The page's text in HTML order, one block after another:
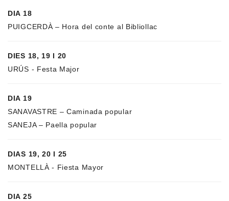
DIA 18
PUIGCERDÀ – Hora del conte al Bibliollac
DIES 18, 19 I 20
URÚS - Festa Major
DIA 19
SANAVASTRE – Caminada popular
SANEJA – Paella popular
DIAS 19, 20 I 25
MONTELLÀ - Fiesta Mayor
DIA 25